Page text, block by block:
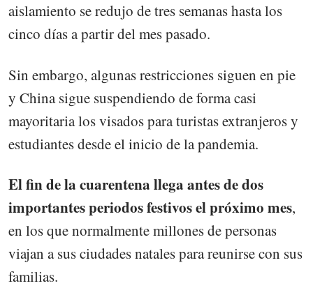
aislamiento se redujo de tres semanas hasta los
cinco días a partir del mes pasado.
Sin embargo, algunas restricciones siguen en pie
y China sigue suspendiendo de forma casi
mayoritaria los visados para turistas extranjeros y
estudiantes desde el inicio de la pandemia.
El fin de la cuarentena llega antes de dos
importantes periodos festivos el próximo mes,
en los que normalmente millones de personas
viajan a sus ciudades natales para reunirse con sus
familias.